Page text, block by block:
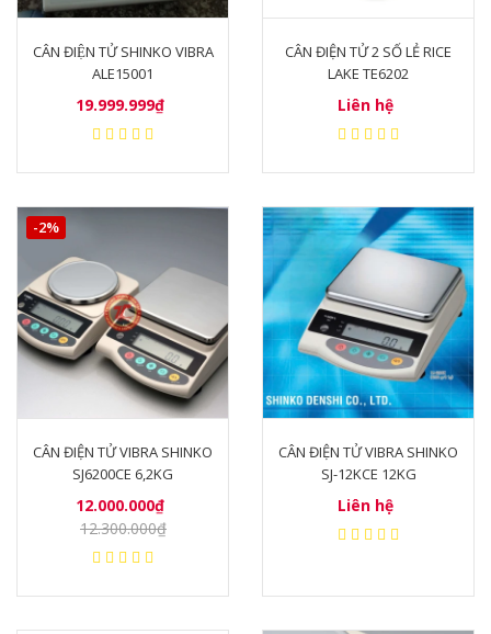
CÂN ĐIỆN TỬ SHINKO VIBRA
ALE15001
19.999.999₫
CÂN ĐIỆN TỬ 2 SỐ LẺ RICE
LAKE TE6202
Liên hệ
-2%
CÂN ĐIỆN TỬ VIBRA SHINKO
SJ6200CE 6,2KG
12.000.000₫
12.300.000₫
CÂN ĐIỆN TỬ VIBRA SHINKO
SJ-12KCE 12KG
Liên hệ